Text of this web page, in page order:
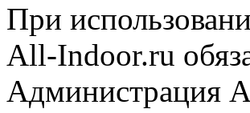
При
All-Indoor.ru
Администрация